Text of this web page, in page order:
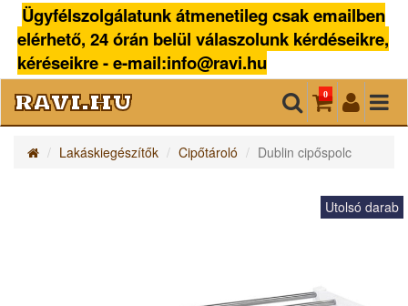
Ügyfélszolgálatunk átmenetileg csak emailben
elérhető, 24 órán belül válaszolunk kérdéseikre,
kéréseikre - e-mail:info@ravi.hu
ravi.hu 0
Lakáskiegészítők Cipőtároló Dublin cipőspolc
Utolsó darab